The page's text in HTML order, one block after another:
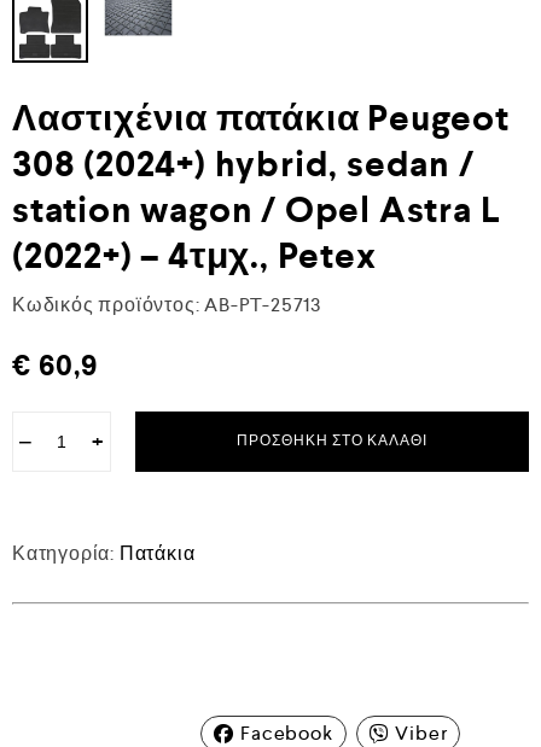
Λαστιχένια πατάκια Peugeot
308 (2024+) hybrid, sedan /
station wagon / Opel Astra L
(2022+) – 4τμχ., Petex
Κωδικός προϊόντος: AB-PT-25713
€ 60,9
− + ΠΡΟΣΘΉΚΗ ΣΤΟ ΚΑΛΆΘΙ
Κατηγορία: Πατάκια
Facebook Viber